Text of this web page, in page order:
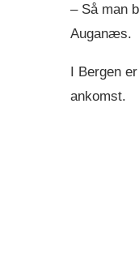
– Så man
Auganæs.
I Bergen
ankomst.